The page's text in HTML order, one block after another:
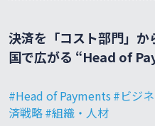
決済を「コスト部門」
国で広がる “Head of
Head of Payments ビジ
済戦略 組織・人材